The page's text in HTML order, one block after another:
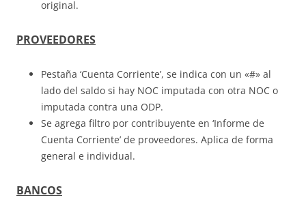
original.
PROVEEDORES
Pestaña ‘Cuenta Corriente’, se indica con un «#» al
lado del saldo si hay NOC imputada con otra NOC o
imputada contra una ODP.
Se agrega filtro por contribuyente en ‘Informe de
Cuenta Corriente’ de proveedores. Aplica de forma
general e individual.
BANCOS